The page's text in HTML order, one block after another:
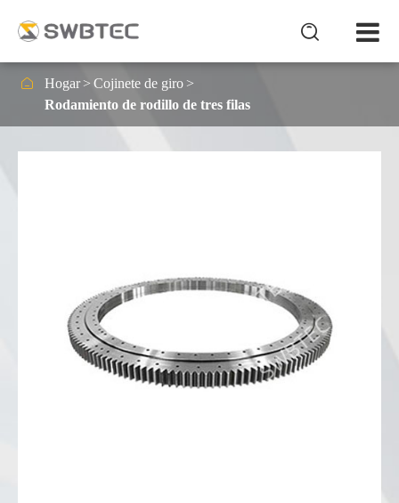

 Hogar
Cojinete de giro
Rodamiento de rodillo de tres filas